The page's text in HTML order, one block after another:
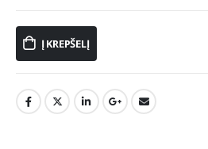
Į KREPŠELĮ